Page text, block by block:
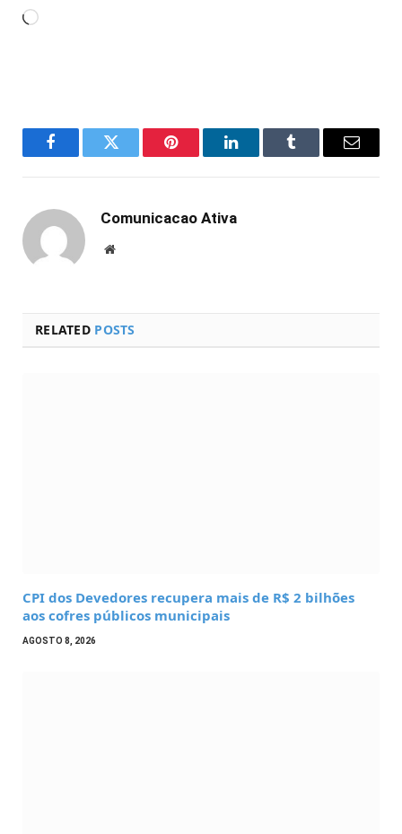
Carregando...
FacebookTwitter Pinterest LinkedInTumblr Email
Comunicacao Ativa
Website
RELATED POSTS
CPI dos Devedores recupera mais de R$ 2 bilhões
aos cofres públicos municipais
AGOSTO 8, 2026